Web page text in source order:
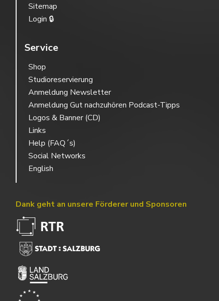
Sitemap
Login 🔒
Service
Shop
Studioreservierung
Anmeldung Newsletter
Anmeldung Gut nachzuhören Podcast-Tipps
Logos & Banner (CD)
Links
Help (FAQ´s)
Social Networks
English
Dank geht an unsere Förderer und Sponsoren